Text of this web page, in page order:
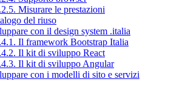
Misurare le prestazioni
del riuso
con il design system .italia
Il framework Bootstrap Italia
Il kit di sviluppo React
Il kit di sviluppo Angular
con i modelli di sito e servizi